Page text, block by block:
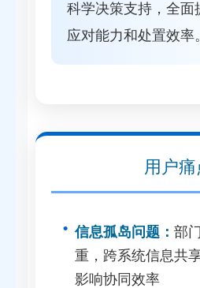
科学决策支持，全面
应对能力和处置效率。
用户痛
信息孤岛问题： 部
重，跨系统信息共
影响协同效率